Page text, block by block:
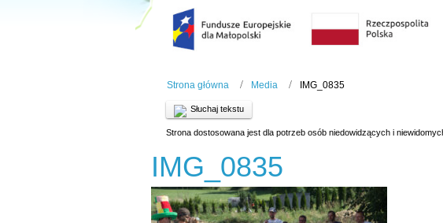
Strona główna Media IMG_0835
Słuchaj tekstu
Strona dostosowana jest dla potrzeb osób niedowidzących i
IMG_0835